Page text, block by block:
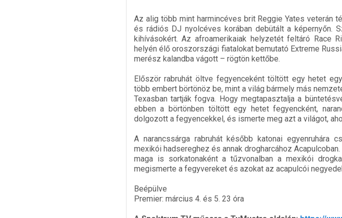
Az alig több mint harmincéves brit Reggie Yates veterán
és rádiós DJ nyolcéves korában debütált a képernyőn.
kihívásokért. Az afroamerikaiak helyzetét feltáró Race
helyén élő oroszországi fiatalokat bemutató Extreme
merész kalandba vágott – rögtön kettőbe.
Először rabruhát öltve fegyenceként töltött egy hetet
több embert börtönöz be, mint a világ bármely más
Texasban tartják fogva. Hogy megtapasztalja a
ebben a börtönben töltött egy hetet fegyencként,
dolgozott a fegyencekkel, és ismerte meg azt a világot,
A narancssárga rabruhát később katonai egyenruhára
mexikói hadsereghez és annak drogharcához
maga is sorkatonaként a tűzvonalban a mexikói
megismerte a fegyvereket és azokat az acapulcói
Beépülve
Premier: március 4. és 5. 23 óra